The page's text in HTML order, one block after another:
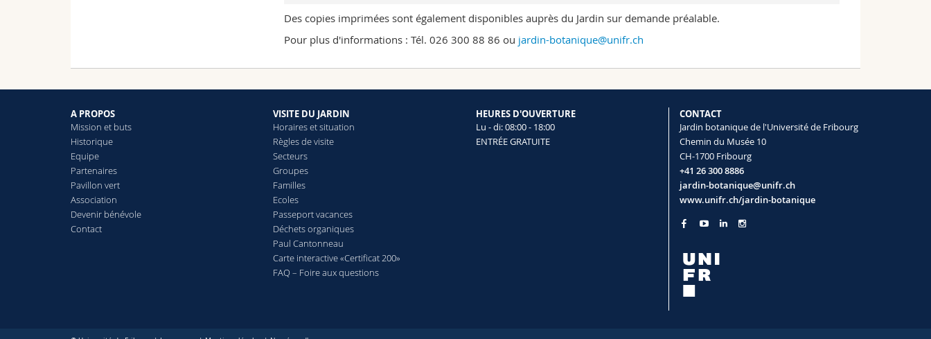
Des copies imprimées sont également disponibles auprès du Jardin sur demande préalable.
Pour plus d'informations : Tél. 026 300 88 86 ou jardin-botanique@unifr.ch
A PROPOS
Mission et buts
Historique
Equipe
Partenaires
Pavillon vert
Association
Devenir bénévole
Contact
VISITE DU JARDIN
Horaires et situation
Règles de visite
Secteurs
Groupes
Familles
Ecoles
Passeport vacances
Déchets organiques
Paul Cantonneau
Carte interactive «Certificat 200»
FAQ – Foire aux questions
HEURES D'OUVERTURE
Lu - di: 08:00 - 18:00
ENTRÉE GRATUITE
CONTACT
Jardin botanique de l'Université de Fribourg
Chemin du Musée 10
CH-1700 Fribourg
+41 26 300 8886
jardin-botanique@unifr.ch
www.unifr.ch/jardin-botanique